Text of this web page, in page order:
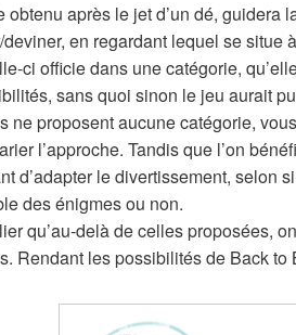
obtenu après le jet d’un dé, guidera
en regardant lequel se situe
ci officie dans une catégorie,
sans quoi sinon le jeu aurait
ne proposent aucune catégorie,
l’approche. Tandis que l’on
d’adapter le divertissement, selon
des énigmes ou non.
qu’au-delà de celles proposées,
Rendant les possibilités de Back to